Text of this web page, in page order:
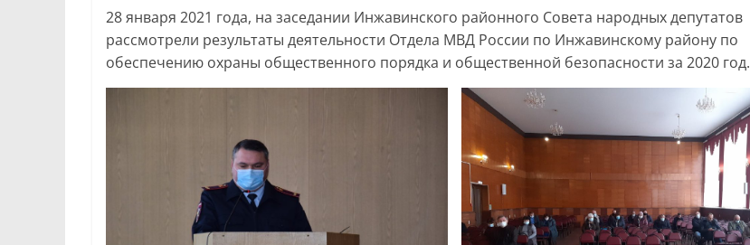
28 января 2021 года, на заседании Инжавинского районного Совета народных депутатов
рассмотрели результаты деятельности Отдела МВД России по Инжавинскому району по
обеспечению охраны общественного порядка и общественной безопасности за 2020 год.